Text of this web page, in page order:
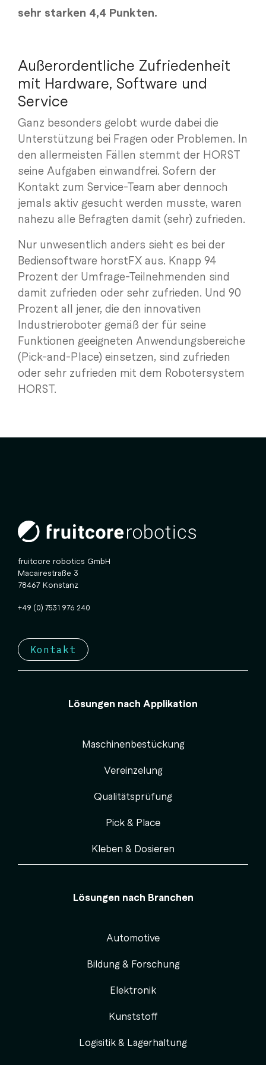
sehr starken 4,4 Punkten.
Außerordentliche Zufriedenheit
mit Hardware, Software und
Service
Ganz besonders gelobt wurde dabei die
Unterstützung bei Fragen oder Problemen. In
den allermeisten Fällen stemmt der HORST
seine Aufgaben einwandfrei. Sofern der
Kontakt zum Service-Team aber dennoch
jemals aktiv gesucht werden musste, waren
nahezu alle Befragten damit (sehr) zufrieden.
Nur unwesentlich anders sieht es bei der
Bediensoftware horstFX aus. Knapp 94
Prozent der Umfrage-Teilnehmenden sind
damit zufrieden oder sehr zufrieden. Und 90
Prozent all jener, die den innovativen
Industrieroboter gemäß der für seine
Funktionen geeigneten Anwendungsbereiche
(Pick-and-Place) einsetzen, sind zufrieden
oder sehr zufrieden mit dem Robotersystem
HORST.
fruitcore robotics GmbH
Macairestraße 3
78467 Konstanz
+49 (0) 7531 976 240
Kontakt
Lösungen nach Applikation
Maschinenbestückung
Vereinzelung
Qualitätsprüfung
Pick & Place
Kleben & Dosieren
Lösungen nach Branchen
Automotive
Bildung & Forschung
Elektronik
Kunststoff
Logisitik & Lagerhaltung